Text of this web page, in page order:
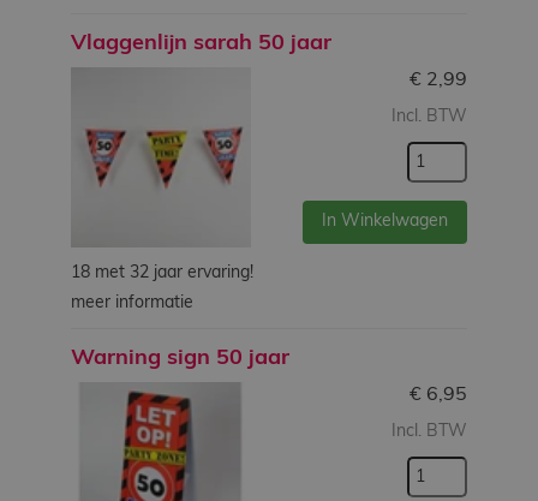
Vlaggenlijn sarah 50 jaar
€ 2,99
Incl. BTW
In Winkelwagen
18 met 32 jaar ervaring!
meer informatie
Warning sign 50 jaar
€ 6,95
Incl. BTW